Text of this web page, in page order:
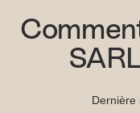
Dernière